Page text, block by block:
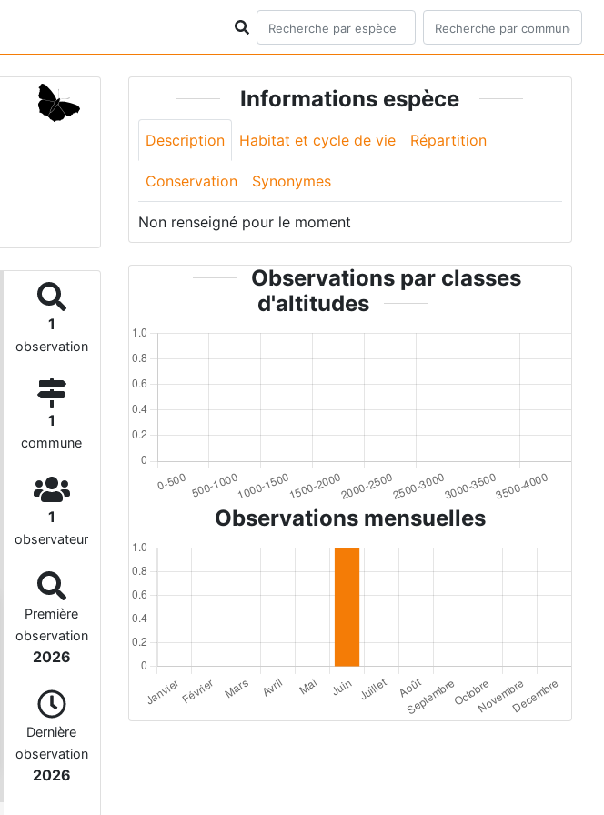
1
observation
1
commune
1
observateur
Première
observation
2026
Dernière
observation
2026
Informations espèce
Description Habitat et cycle de vie Répartition
Conservation Synonymes
Non renseigné pour le moment
Observations par classes
d'altitudes
Observations mensuelles